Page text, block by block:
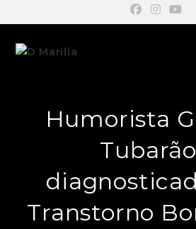
Humorista
Transtorno